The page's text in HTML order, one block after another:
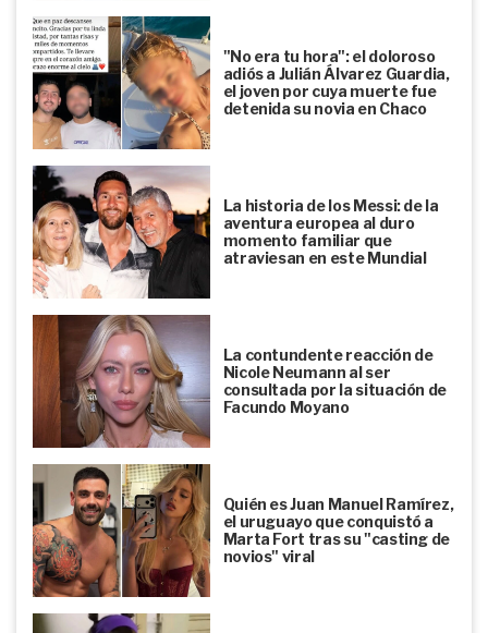
"No era tu hora": el doloroso
adiós a Julián Álvarez Guardia,
el joven por cuya muerte fue
detenida su novia en Chaco
La historia de los Messi: de la
aventura europea al duro
momento familiar que
atraviesan en este Mundial
La contundente reacción de
Nicole Neumann al ser
consultada por la situación de
Facundo Moyano
Quién es Juan Manuel Ramírez,
el uruguayo que conquistó a
Marta Fort tras su "casting de
novios" viral